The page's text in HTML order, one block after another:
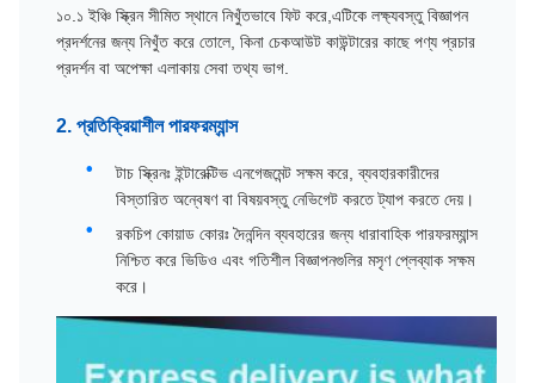
১০.১ ইঞ্চি স্ক্রিন সীমিত স্থানে নিখুঁতভাবে ফিট করে,এটিকে লক্ষ্যবস্তু বিজ্ঞাপন
প্রদর্শনের জন্য নিখুঁত করে তোলে, কিনা চেকআউট কাউন্টারের কাছে পণ্য প্রচার
প্রদর্শন বা অপেক্ষা এলাকায় সেবা তথ্য ভাগ.
2. প্রতিক্রিয়াশীল পারফরম্যান্স
টাচ স্ক্রিনঃ ইন্টারেক্টিভ এনগেজমেন্ট সক্ষম করে, ব্যবহারকারীদের
বিস্তারিত অন্বেষণ বা বিষয়বস্তু নেভিগেট করতে ট্যাপ করতে দেয়।
রকচিপ কোয়াড কোরঃ দৈনন্দিন ব্যবহারের জন্য ধারাবাহিক পারফরম্যান্স
নিশ্চিত করে ভিডিও এবং গতিশীল বিজ্ঞাপনগুলির মসৃণ প্লেব্যাক সক্ষম
করে।